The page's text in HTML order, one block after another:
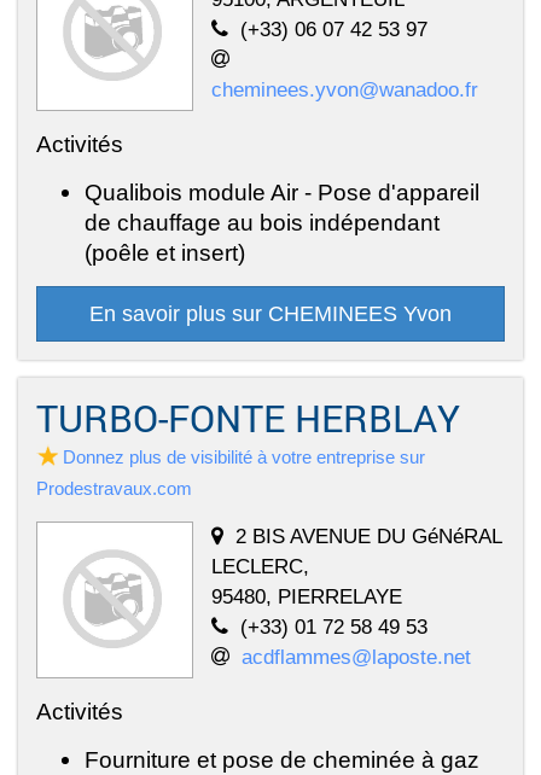
(+33) 06 07 42 53 97
cheminees.yvon@wanadoo.fr
Activités
Qualibois module Air - Pose d'appareil
de chauffage au bois indépendant
(poêle et insert)
En savoir plus sur CHEMINEES Yvon
TURBO-FONTE HERBLAY
Donnez plus de visibilité à votre entreprise sur
Prodestravaux.com
2 BIS AVENUE DU GéNéRAL
LECLERC,
95480, PIERRELAYE
(+33) 01 72 58 49 53
acdflammes@laposte.net
Activités
Fourniture et pose de cheminée à gaz